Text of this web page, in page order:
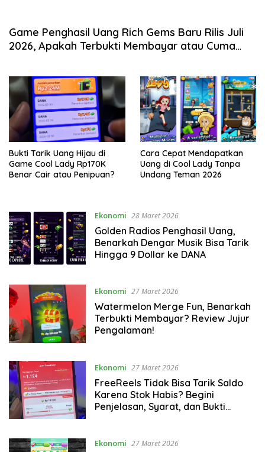
Game Penghasil Uang Rich Gems Baru Rilis Juli
2026, Apakah Terbukti Membayar atau Cuma
Bukti Tarik Uang Hijau di
Game Cool Lady Rp170K
Benar Cair atau Penipuan?
Cara Cepat Mendapatkan
Uang di Cool Lady Tanpa
Undang Teman 2026
Ekonomi 28 Maret 2026
Golden Radios Penghasil Uang,
Benarkah Dengar Musik Bisa Tarik
Hingga 9 Dollar ke DANA
Ekonomi 27 Maret 2026
Watermelon Merge Fun, Benarkah
Terbukti Membayar? Review Jujur
Pengalaman!
Ekonomi 27 Maret 2026
FreeReels Tidak Bisa Tarik Saldo
Karena Stok Habis? Begini
Penjelasan, Syarat, dan Bukti
Ekonomi 27 Maret 2026